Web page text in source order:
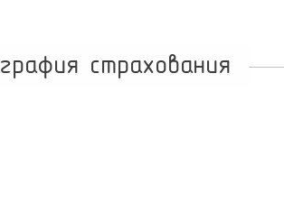
страхования